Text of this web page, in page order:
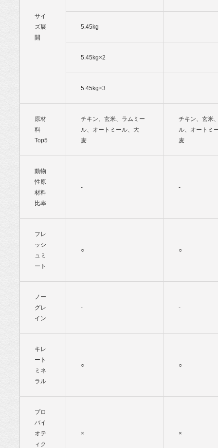
サイ
ズ展
開
5.45kg
5.45kg×2
5.45kg×3
原材
料
Top5
チキン、玄米、ラムミー
ル、オートミール、大
麦
チキン、玄米
ル、オートミ
麦
動物
性原
材料
比率
- -
フレ
ッシ
ュミ
ート
○ ○
ノー
グレ
イン
- -
キレ
ート
ミネ
ラル
○ ○
プロ
バイ
オテ
ィク
× ×